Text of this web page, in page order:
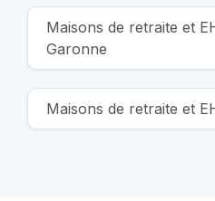
Maisons de retraite et
Garonne
Maisons de retraite et